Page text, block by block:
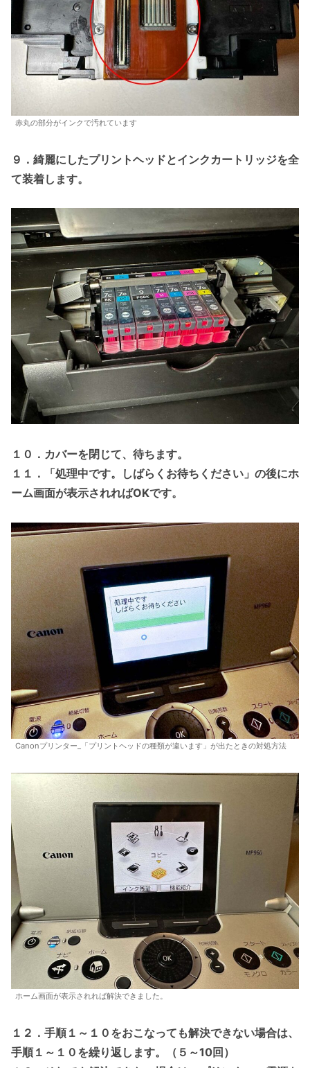
赤丸の部分がインクで汚れています
９．綺麗にしたプリントヘッドとインクカートリッジを全
て装着します。
１０．カバーを閉じて、待ちます。
１１．「処理中です。しばらくお待ちください」の後にホ
ーム画面が表示されればOKです。
Canonプリンター_「プリントヘッドの種類が違います」が出たときの対処方法
ホーム画面が表示されれば解決できました。
１２．手順１～１０をおこなっても解決できない場合は、
手順１～１０を繰り返します。（５～10回）